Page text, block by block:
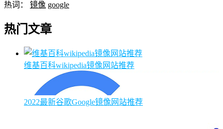
热词： 镜像 google
热门文章
维基百科wikipedia镜像网站推荐
2022最新谷歌Google镜像网站推荐